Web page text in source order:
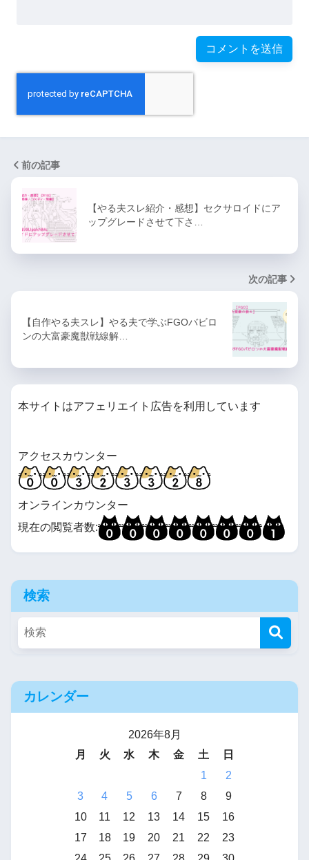
前の記事
【やる夫スレ紹介・感想】セクサロイドにア
ップグレードさせて下さ…
次の記事
【自作やる夫スレ】やる夫で学ぶFGOバビロ
ンの大富豪魔獣戦線解…
本サイトはアフェリエイト広告を利用しています
アクセスカウンター
オンラインカウンター
現在の閲覧者数:
検索
カレンダー
2026年8月
月
火 水 木 金 土
日
1
2
3
4 5 6 7 8
9
10
11 12 13 14 15
16
17
18 19 20 21 22
23